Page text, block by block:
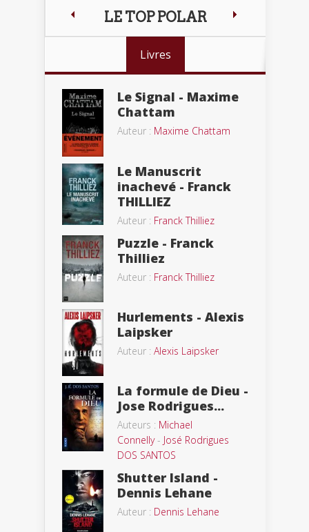
LE TOP POLAR
Livres
Le Signal - Maxime
Chattam
Auteur : Maxime Chattam
Le Manuscrit
inachevé - Franck
THILLIEZ
Auteur : Franck Thilliez
Puzzle - Franck
Thilliez
Auteur : Franck Thilliez
Hurlements - Alexis
Laipsker
Auteur : Alexis Laipsker
La formule de Dieu -
Jose Rodrigues...
Auteurs : Michael
Connelly- José Rodrigues
DOS SANTOS
Shutter Island -
Dennis Lehane
Auteur : Dennis Lehane